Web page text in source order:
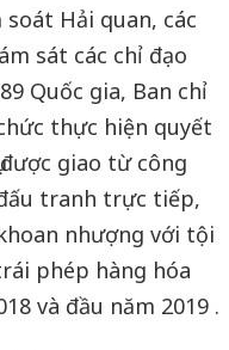
Hải quan, các
sát các chỉ đạo
Quốc gia, Ban chỉ
thực hiện quyết
giao từ công
tranh trực tiếp,
nhượng với tội
phép hàng hóa
và đầu năm 2019 .